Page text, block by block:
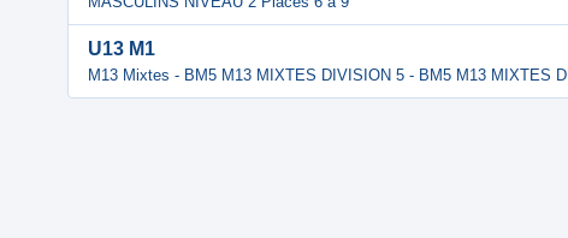
U13 M1
M13 Mixtes - BM5 M13 MIXTES DIVISION 5 - BM5 M13 MIXTES